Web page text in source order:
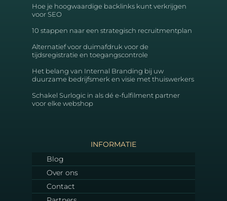
Hoe je hoogwaardige backlinks kunt verkrijgen
voor SEO
10 stappen naar een strategisch recruitmentplan
Alternatief voor duimafdruk voor de
tijdsregistratie en toegangscontrole
Het belang van Internal Branding bij uw
duurzame bedrijfsmerk en visie met thuiswerkers
Schakel Surlogic in als dé e-fulfilment partner
voor elke webshop
INFORMATIE
Blog
Over ons
Contact